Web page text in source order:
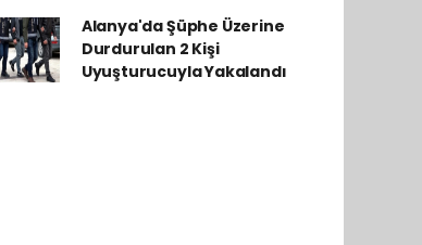
Alanya'da Şüphe Üzerine
Durdurulan 2 Kişi
Uyuşturucuyla Yakalandı